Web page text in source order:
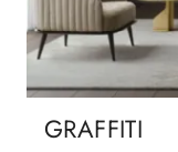
GRAFFITI